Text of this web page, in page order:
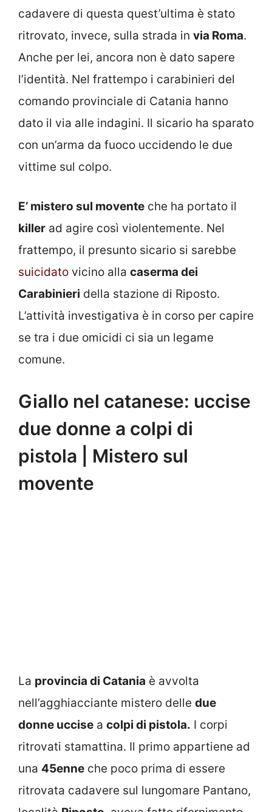
cadavere di questa quest’ultima è stato
ritrovato, invece, sulla strada in via Roma.
Anche per lei, ancora non è dato sapere
l’identità. Nel frattempo i carabinieri del
comando provinciale di Catania hanno
dato il via alle indagini. Il sicario ha sparato
con un’arma da fuoco uccidendo le due
vittime sul colpo.
E’ mistero sul movente che ha portato il
killer ad agire così violentemente. Nel
frattempo, il presunto sicario si sarebbe
suicidato vicino alla caserma dei
Carabinieri della stazione di Riposto.
L’attività investigativa è in corso per capire
se tra i due omicidi ci sia un legame
comune.
Giallo nel catanese: uccise
due donne a colpi di
pistola | Mistero sul
movente
La provincia di Catania è avvolta
nell’agghiacciante mistero delle due
donne uccise a colpi di pistola. I corpi
ritrovati stamattina. Il primo appartiene ad
una 45enne che poco prima di essere
ritrovata cadavere sul lungomare Pantano,